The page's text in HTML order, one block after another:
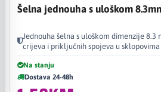
Šelna jednouha s uloškom
Jednouha šelna s uloškom dimenzije 8.3
crijeva i priključnih spojeva u
Na stanju
Dostava 24-48h